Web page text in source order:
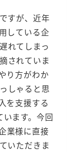
すが、近年
している企
れてしまっ
されていま
り方がわか
しゃると思
を支援する
ます。今回
業様に直接
いただきま